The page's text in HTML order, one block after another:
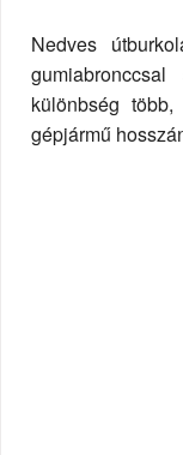
Nedves
különbség
gépjármű